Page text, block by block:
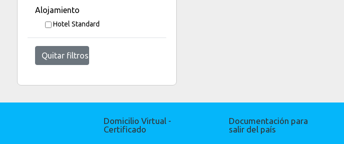
Alojamiento
Hotel Standard
Quitar filtros
Domicilio Virtual -
Certificado
Documentación para
salir del país